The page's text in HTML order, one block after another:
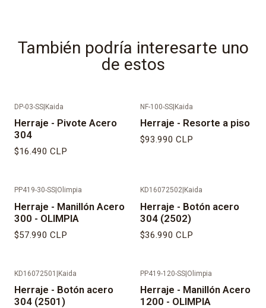
También podría interesarte uno
de estos
DP-03-SS Kaida
Herraje - Pivote Acero
304
$16.490 CLP
NF-100-SS Kaida
Herraje - Resorte a piso
$93.990 CLP
PP419-30-SS Olimpia
Herraje - Manillón Acero
300 - OLIMPIA
$57.990 CLP
KD16072502 Kaida
Herraje - Botón acero
304 (2502)
$36.990 CLP
KD16072501 |Kaida
Herraje - Botón acero
304 (2501)
PP419-120-SS|Olimpia
Herraje - Manillón Acero
1200 - OLIMPIA